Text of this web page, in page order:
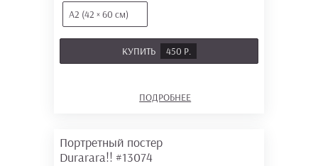
А2 (42 × 60 см)
КУПИТЬ 450 Р.
ПОДРОБНЕЕ
Портретный постер
Durarara!! #13074